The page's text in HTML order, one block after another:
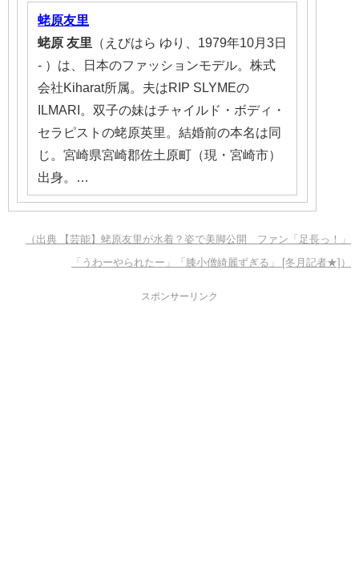
蛯原友里
蛯原 友里 （えびはら ゆり、1979年10月3日
- ）は、日本のファッションモデル。株式
会社Kiharat所属。夫はRIP SLYMEの
ILMARI。双子の妹はチャイルド・ボディ・
セラピストの蛯原英里。結婚前の本名は同
じ。宮崎県宮崎郡佐土原町（現・宮崎市）
出身。…
（出典 【芸能】蛯原友里が水着？姿で美脚公開 ファン「足長っ！」
「うわーやられたー」「膝小僧綺麗ずぎる」 [冬月記者★]）
スポンサーリンク